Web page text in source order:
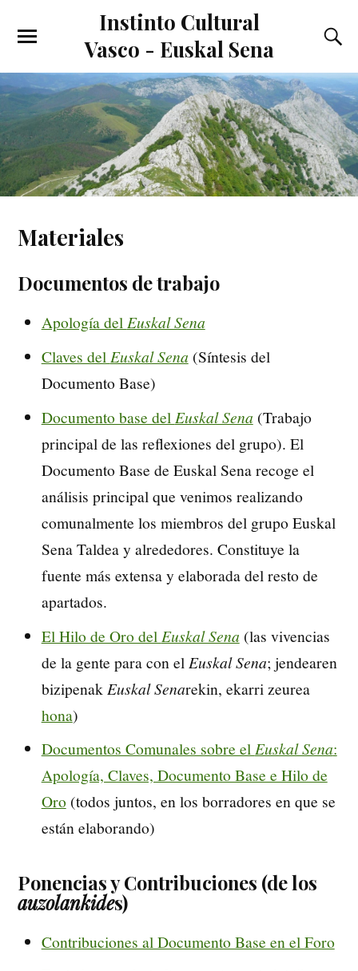
Instinto Cultural
Vasco - Euskal Sena
Materiales
Documentos de trabajo
Apología delEuskal Sena
Claves del Euskal Sena (Síntesis del
Documento Base)
Documento base del Euskal Sena (Trabajo
principal de las reflexiones del grupo). El
Documento Base de Euskal Sena recoge el
análisis principal que venimos realizando
comunalmente los miembros del grupo Euskal
Sena Taldea y alrededores. Constituye la
fuente más extensa y elaborada del resto de
apartados.
El Hilo de Oro del Euskal Sena (las vivencias
de la gente para con el Euskal Sena; jendearen
bizipenak Euskal Senarekin, ekarri zeurea
hona)
Documentos Comunales sobre elEuskal Sena:
Apología, Claves, Documento Base e Hilo de
Oro(todos juntos, en los borradores en que se
están elaborando)
Ponencias y Contribuciones (de los
auzolankides)
Contribuciones al Documento Base en el Foro